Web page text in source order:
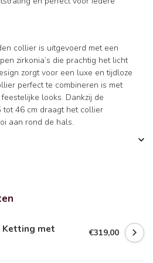
collier is uitgevoerd met een
zirkonia’s die prachtig het licht
zorgt voor een luxe en tijdloze
perfect te combineren is met
looks. Dankzij de
46 cm draagt het collier
aan rond de hals.
Ketting met €319,00